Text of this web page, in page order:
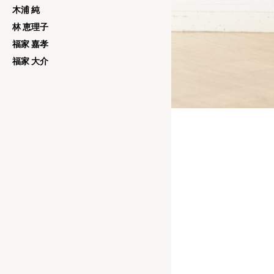
木浦 純
林 恵理子
福家 嘉孝
福家 大介